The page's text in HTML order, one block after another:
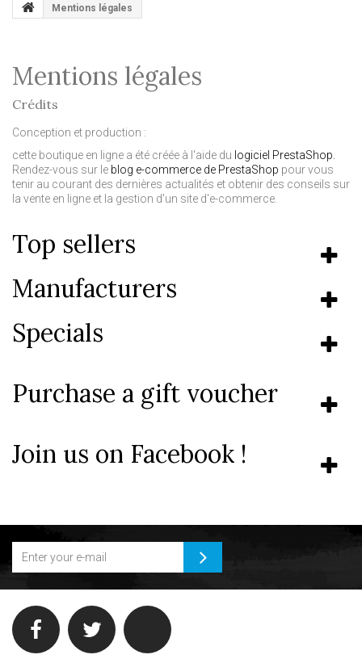
Mentions légales
Mentions légales
Crédits
Conception et production :
cette boutique en ligne a été créée à l'aide du logiciel PrestaShop.
Rendez-vous sur le blog e-commerce de PrestaShop pour vous
tenir au courant des dernières actualités et obtenir des conseils sur
la vente en ligne et la gestion d'un site d'e-commerce.
Top sellers
Manufacturers
Specials
Purchase a gift voucher
Join us on Facebook !